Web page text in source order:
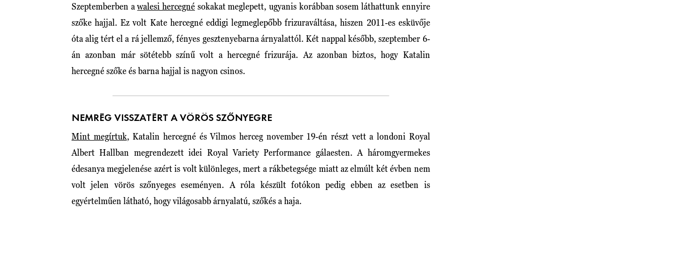
Szeptemberben awalesi hercegné sokakat meglepett, ugyanis korábban sosem láthattunk ennyire
szőke hajjal. Ez volt Kate hercegné eddigi legmeglepőbb frizuraváltása, hiszen 2011-es esküvője
óta alig tért el a rá jellemző, fényes gesztenyebarna árnyalattól. Két nappal később, szeptember 6-
án azonban már sötétebb színű volt a hercegné frizurája. Az azonban biztos, hogy Katalin
hercegné szőke és barna hajjal is nagyon csinos.
NEMRÉG VISSZATÉRT A VÖRÖS SZŐNYEGRE
Mint megírtuk, Katalin hercegné és Vilmos herceg november 19-én részt vett a londoni Royal
Albert Hallban megrendezett idei Royal Variety Performance gálaesten. A háromgyermekes
édesanya megjelenése azért is volt különleges, mert a rákbetegsége miatt az elmúlt két évben nem
volt jelen vörös szőnyeges eseményen. A róla készült fotókon pedig ebben az esetben is
egyértelműen látható, hogy világosabb árnyalatú, szőkés a haja.